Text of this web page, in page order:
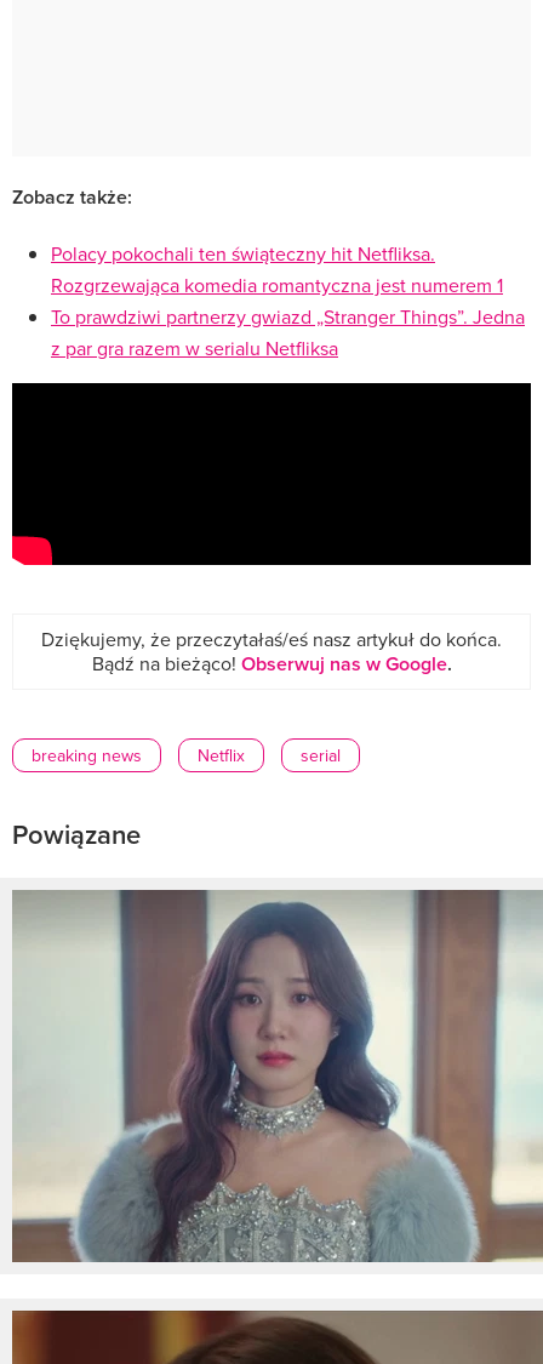
Zobacz także:
Polacy pokochali ten świąteczny hit Netfliksa.
Rozgrzewająca komedia romantyczna jest numerem 1
To prawdziwi partnerzy gwiazd „Stranger Things”. Jedna
z par gra razem w serialu Netfliksa
Dziękujemy, że przeczytałaś/eś nasz artykuł do końca.
Bądź na bieżąco! Obserwuj nas w Google.
breaking news Netflix serial
Powiązane